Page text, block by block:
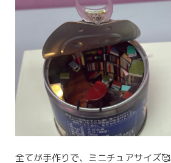
全てが手作りで、ミニチュアサイズ🥰